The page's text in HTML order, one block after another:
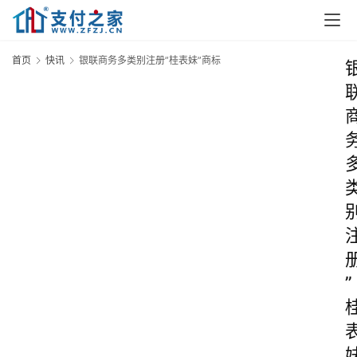
首页 快讯 银联商务多类别注册”桂表妹”商标
”